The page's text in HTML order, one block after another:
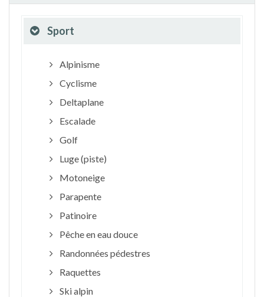
Sport
Alpinisme
Cyclisme
Deltaplane
Escalade
Golf
Luge (piste)
Motoneige
Parapente
Patinoire
Pêche en eau douce
Randonnées pédestres
Raquettes
Ski alpin